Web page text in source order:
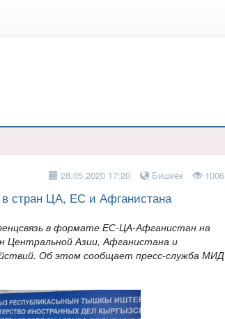
28.05.2020 17:20 Бишкек 1006
стран ЦА, ЕС и Афганистана
в формате ЕС-ЦА-Афганистан на
Центральной Азии, Афганистана и
Об этом сообщает пресс-служба МИД